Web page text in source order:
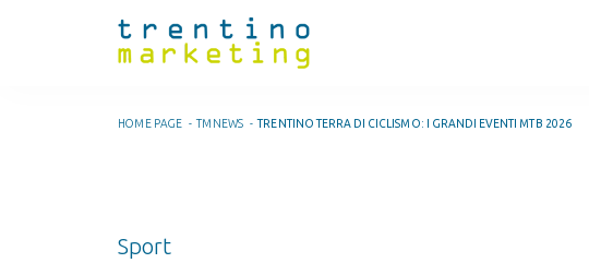
HOME PAGE - TMNEWS - TRENTINO TERRA DI CICLISMO: I GRANDI EVENTI MTB 2026
Sport